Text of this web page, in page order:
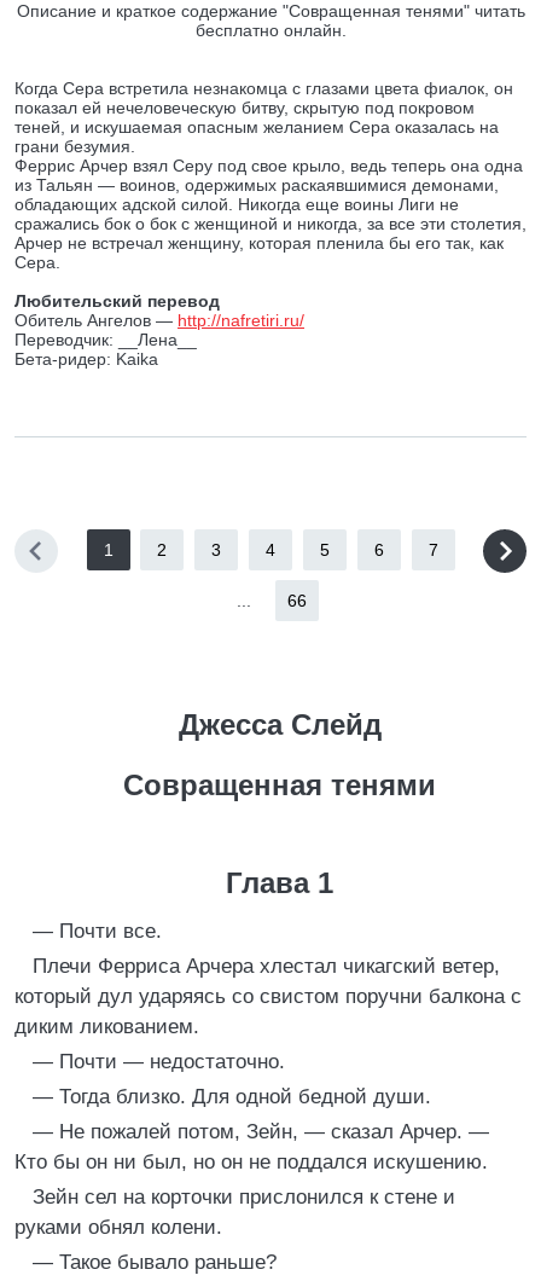
Описание и краткое содержание "Совращенная тенями" читать
бесплатно онлайн.
Когда Сера встретила незнакомца с глазами цвета фиалок, он
показал ей нечеловеческую битву, скрытую под покровом
теней, и искушаемая опасным желанием Сера оказалась на
грани безумия.
Феррис Арчер взял Серу под свое крыло, ведь теперь она одна
из Тальян — воинов, одержимых раскаявшимися демонами,
обладающих адской силой. Никогда еще воины Лиги не
сражались бок о бок с женщиной и никогда, за все эти столетия,
Арчер не встречал женщину, которая пленила бы его так, как
Сера.
Любительский перевод
Обитель Ангелов — http://nafretiri.ru/
Переводчик: __Лена__
Бета-ридер: Kaika
1 2 3 4 5 6 7
66
Джесса Слейд
Совращенная тенями
Глава 1
— Почти все.
Плечи Ферриса Арчера хлестал чикагский ветер,
который дул ударяясь со свистом поручни балкона с
диким ликованием.
— Почти — недостаточно.
— Тогда близко. Для одной бедной души.
— Не пожалей потом, Зейн, — сказал Арчер. —
Кто бы он ни был, но он не поддался искушению.
Зейн сел на корточки прислонился к стене и
руками обнял колени.
— Такое бывало раньше?